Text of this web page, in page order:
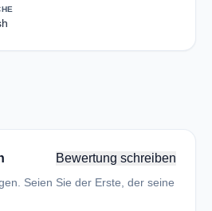
Bewertung schreiben
Seien Sie der Erste, der seine